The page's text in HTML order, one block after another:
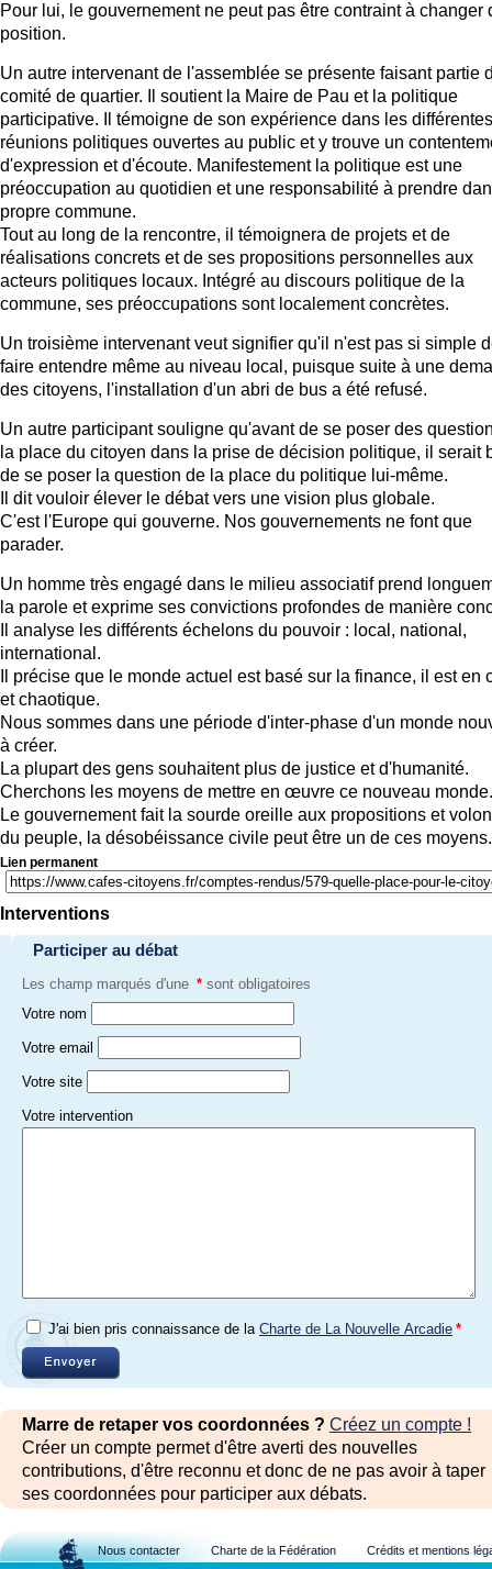
Pour lui, le gouvernement ne peut pas être contraint à changer
position.
Un autre intervenant de l'assemblée se présente faisant partie
comité de quartier. Il soutient la Maire de Pau et la politique
participative. Il témoigne de son expérience dans les différentes
réunions politiques ouvertes au public et y trouve un
d'expression et d'écoute. Manifestement la politique est une
préoccupation au quotidien et une responsabilité à prendre
propre commune.
Tout au long de la rencontre, il témoignera de projets et de
réalisations concrets et de ses propositions personnelles aux
acteurs politiques locaux. Intégré au discours politique de la
commune, ses préoccupations sont localement concrètes.
Un troisième intervenant veut signifier qu'il n'est pas si simple
faire entendre même au niveau local, puisque suite à une
des citoyens, l'installation d'un abri de bus a été refusé.
Un autre participant souligne qu'avant de se poser des
la place du citoyen dans la prise de décision politique, il serait
de se poser la question de la place du politique lui-même.
Il dit vouloir élever le débat vers une vision plus globale.
C'est l'Europe qui gouverne. Nos gouvernements ne font que
parader.
Un homme très engagé dans le milieu associatif prend
la parole et exprime ses convictions profondes de manière
Il analyse les différents échelons du pouvoir : local, national,
international.
Il précise que le monde actuel est basé sur la finance, il est en
et chaotique.
Nous sommes dans une période d'inter-phase d'un monde
à créer.
La plupart des gens souhaitent plus de justice et d'humanité.
Cherchons les moyens de mettre en œuvre ce nouveau monde.
Le gouvernement fait la sourde oreille aux propositions et
du peuple, la désobéissance civile peut être un de ces moyens.
Lien permanent
Interventions
Participer au débat
Les champ marqués d'une * sont obligatoires
Votre nom
Votre email
Votre site
Votre intervention
J'ai bien pris connaissance de la Charte de La Nouvelle Arcadie *
Marre de retaper vos coordonnées ? Créez un compte !
Créer un compte permet d'être averti des nouvelles
contributions, d'être reconnu et donc de ne pas avoir à taper
ses coordonnées pour participer aux débats.
Nous contacter Charte de la Fédération Crédits et mentions